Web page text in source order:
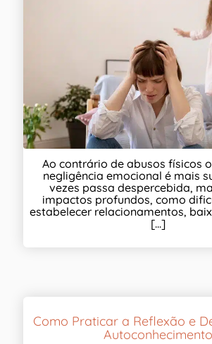
Ao contrário de abusos físicos
negligência emocional é mais
vezes passa despercebida,
impactos profundos, como
estabelecer relacionamentos,
[...]
Como Praticar a Reflexão e
Autoconhecimento